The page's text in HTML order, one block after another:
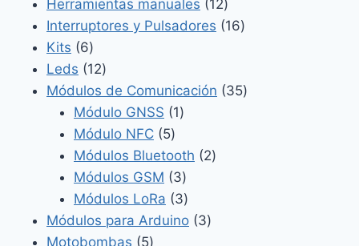
productos
Herramientas manuales 1212
productos
Interruptores y Pulsadores 1616
Kits 66
productos
Leds 1212
productos
Módulos de Comunicación 3535
Módulo GNSS 11
Módulo NFC 55
productos
Módulos Bluetooth 22
Módulos GSM 33
productos
Módulos LoRa 33
productos
Módulos para Arduino 33
Motobombas 55